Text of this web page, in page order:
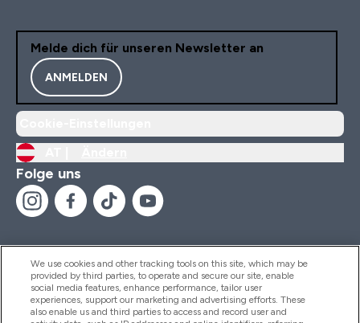
Melde dich für unseren Newsletter an
ANMELDEN
Folge uns
Hilfe Und Informationen
We use cookies and other tracking tools on this site, which may be
provided by third parties, to operate and secure our site, enable
social media features, enhance performance, tailor user
experiences, support our marketing and advertising efforts. These
also enable us and third parties to access and record user and